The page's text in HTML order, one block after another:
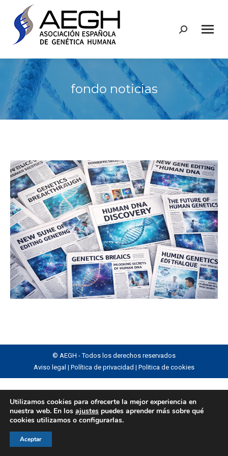
Buscar:
fondo noticias
© AEGH - Todos los derechos reservados
Aviso legal | Política de privacidad | Politica de cookies
Utilizamos cookies para ofrecerte la mejor experiencia en
nuestra web. En los ajustes puedes aprender más sobre qué
cookies utilizamos o configurarlas.
Aceptar